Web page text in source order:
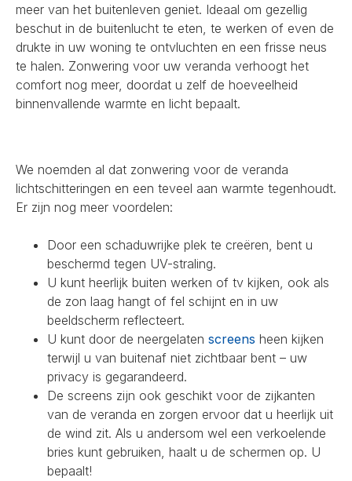
meer van het buitenleven geniet. Ideaal om gezellig
beschut in de buitenlucht te eten, te werken of even de
drukte in uw woning te ontvluchten en een frisse neus
te halen. Zonwering voor uw veranda verhoogt het
comfort nog meer, doordat u zelf de hoeveelheid
binnenvallende warmte en licht bepaalt.
We noemden al dat zonwering voor de veranda
lichtschitteringen en een teveel aan warmte tegenhoudt.
Er zijn nog meer voordelen:
Door een schaduwrijke plek te creëren, bent u
beschermd tegen UV-straling.
U kunt heerlijk buiten werken of tv kijken, ook als
de zon laag hangt of fel schijnt en in uw
beeldscherm reflecteert.
U kunt door de neergelaten screens heen kijken
terwijl u van buitenaf niet zichtbaar bent – uw
privacy is gegarandeerd.
De screens zijn ook geschikt voor de zijkanten
van de veranda en zorgen ervoor dat u heerlijk uit
de wind zit. Als u andersom wel een verkoelende
bries kunt gebruiken, haalt u de schermen op. U
bepaalt!